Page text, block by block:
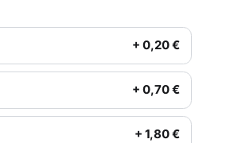
+ 0,20 €
+ 0,70 €
+ 1,80 €